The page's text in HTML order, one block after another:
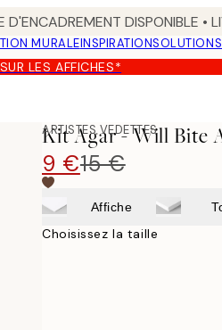
DISPONIBLE •
MURALEINSPIRATION
LES AFFICHES*
ARTISTES VEDETTES
Kit Agar - Will Bite
9 €15 €
Affiche
Choisissez la taille